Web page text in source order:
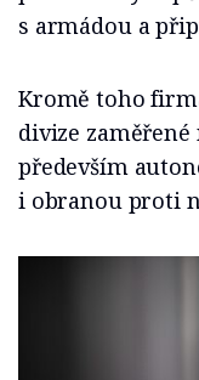
s armádou a
Kromě toho
divize
především
i obranou proti